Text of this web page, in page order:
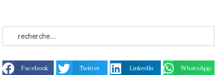
Facebook Twitter LinkedIn WhatsApp